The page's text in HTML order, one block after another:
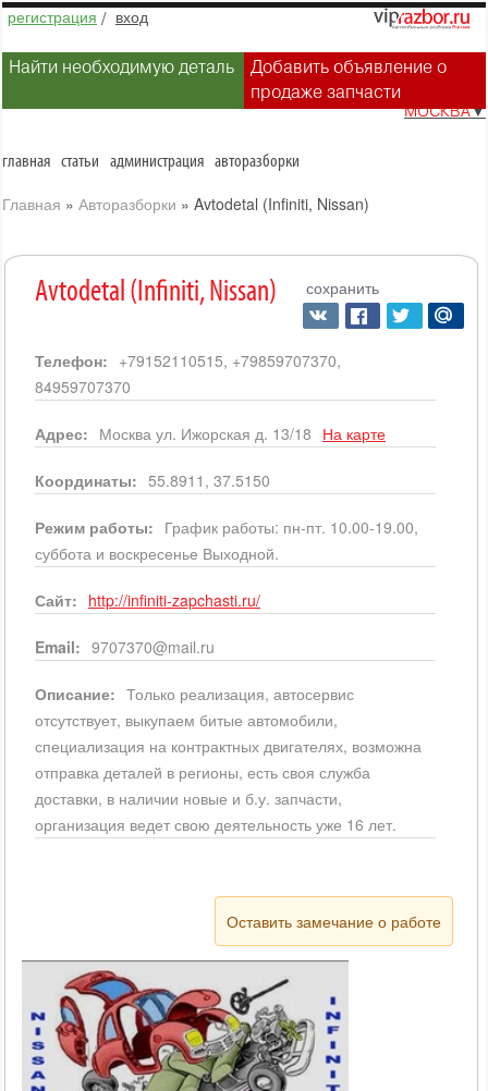
регистрация / вход
Найти необходимую деталь
Добавить объявление о
продаже запчасти
МОСКВА▼
главная статьи администрация авторазборки
Главная » Авторазборки » Avtodetal (Infiniti, Nissan)
Avtodetal (Infiniti, Nissan) сохранить
Телефон: +79152110515, +79859707370,
84959707370
Адрес: Москва ул. Ижорская д. 13/18 На карте
Координаты: 55.8911, 37.5150
Режим работы: График работы: пн-пт. 10.00-19.00,
суббота и воскресенье Выходной.
Сайт: http://infiniti-zapchasti.ru/
Email: 9707370@mail.ru
Описание: Только реализация, автосервис
отсутствует, выкупаем битые автомобили,
специализация на контрактных двигателях, возможна
отправка деталей в регионы, есть своя служба
доставки, в наличии новые и б.у. запчасти,
организация ведет свою деятельность уже 16 лет.
Оставить замечание о работе